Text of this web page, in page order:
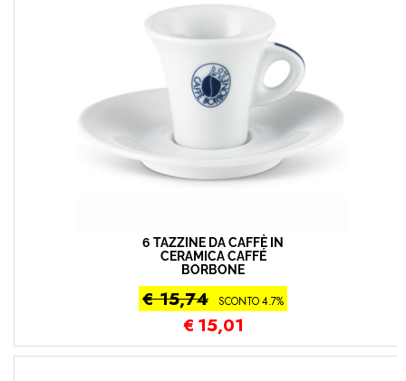
6 TAZZINE DA CAFFÈ IN
CERAMICA CAFFÉ
BORBONE
€ 15,74 SCONTO 4.7%
€ 15,01